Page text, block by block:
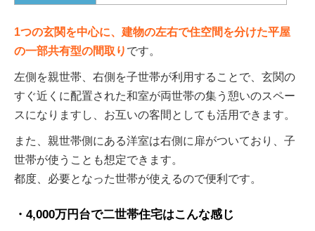
1つの玄関を中心に、建物の左右で住空間を分けた平屋
の一部共有型の間取り です。
左側を親世帯、右側を子世帯が利用することで、玄関の
すぐ近くに配置された和室が両世帯の集う憩いのスペー
スになりますし、お互いの客間としても活用できます。
また、親世帯側にある洋室は右側に扉がついており、子
世帯が使うことも想定できます。
都度、必要となった世帯が使えるので便利です。
4,000万円台で二世帯住宅はこんな感じ